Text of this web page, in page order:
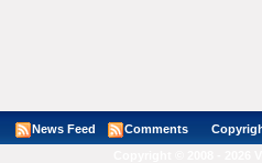
News Feed Comments Copyright